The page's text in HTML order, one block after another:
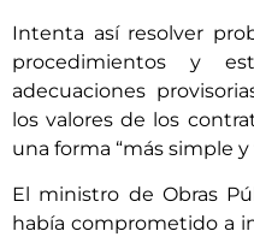
Intenta así resolver
procedimientos y
adecuaciones
los valores de los
una forma “más simple
El ministro de Obras
había comprometido a